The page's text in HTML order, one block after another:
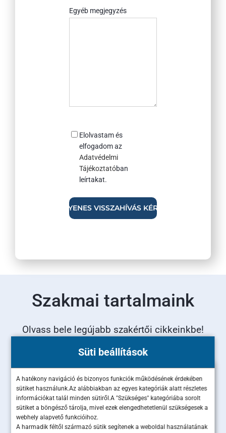
Süti beállítások
A hatékony navigáció és bizonyos funkciók működésének érdekében
sütiket használunk.Az alábbiakban az egyes kategóriák alatt részletes
információkat talál minden sütiről.A "Szükséges" kategóriába sorolt
sütiket a böngésző tárolja, mivel ezek elengedhetetlenül szükségesek a
webhely alapvető funkcióihoz.
A harmadik féltől származó sütik segítenek a weboldal használatának
Egyéb megjegyzés
Consent
Elolvastam és
elfogadom az
Adatvédelmi
Tájékoztatóban
leírtakat.
Szakmai tartalmaink
Olvass bele legújabb szakértői cikkeinkbe!